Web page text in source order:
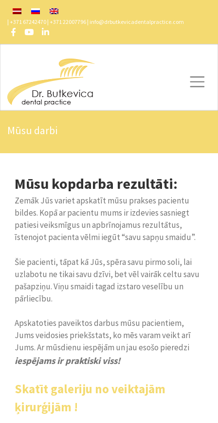
| +371 67242470 | +371 22007796 | info@drbutkevicadentalpractice.com
Mūsu darbi
Mūsu kopdarba rezultāti:
Zemāk Jūs variet apskatīt mūsu prakses pacientu
bildes. Kopā ar pacientu mums ir izdevies sasniegt
patiesi veiksmīgus un apbrīnojamus rezultātus,
īstenojot pacienta vēlmi iegūt “savu sapņu smaidu”.
Šie pacienti, tāpat kā Jūs, spēra savu pirmo soli, lai
uzlabotu ne tikai savu dzīvi, bet vēl vairāk celtu savu
pašapziņu. Viņu smaidi tagad izstaro veselību un
pārliecību.
Apskatoties paveiktos darbus mūsu pacientiem,
Jums veidosies priekšstats, ko mēs varam veikt arī
Jums. Ar mūsdienu iespējām un jau esošo pieredzi
iespējams ir praktiski viss!
Skatīt galeriju no veiktajām
ķirurģijām !